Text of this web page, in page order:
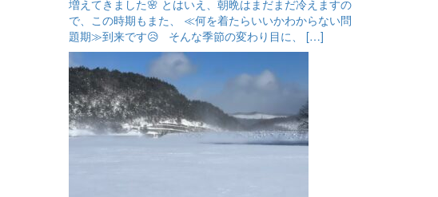
増えてきました🌸 とはいえ、朝晩はまだまだ冷えますの
で、この時期もまた、 ≪何を着たらいいかわからない問
題期≫到来です😥 そんな季節の変わり目に、 […]